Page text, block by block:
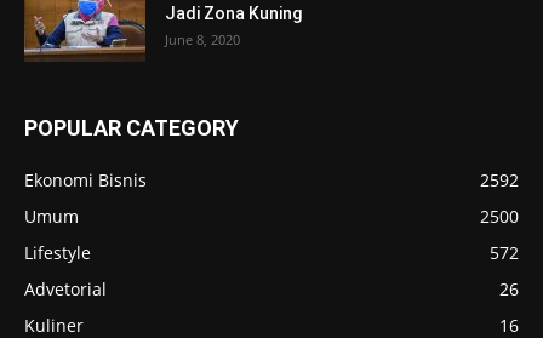
Jadi Zona Kuning
June 8, 2020
POPULAR CATEGORY
Ekonomi Bisnis
2592
Umum
2500
Lifestyle
572
Advetorial
26
Kuliner
16